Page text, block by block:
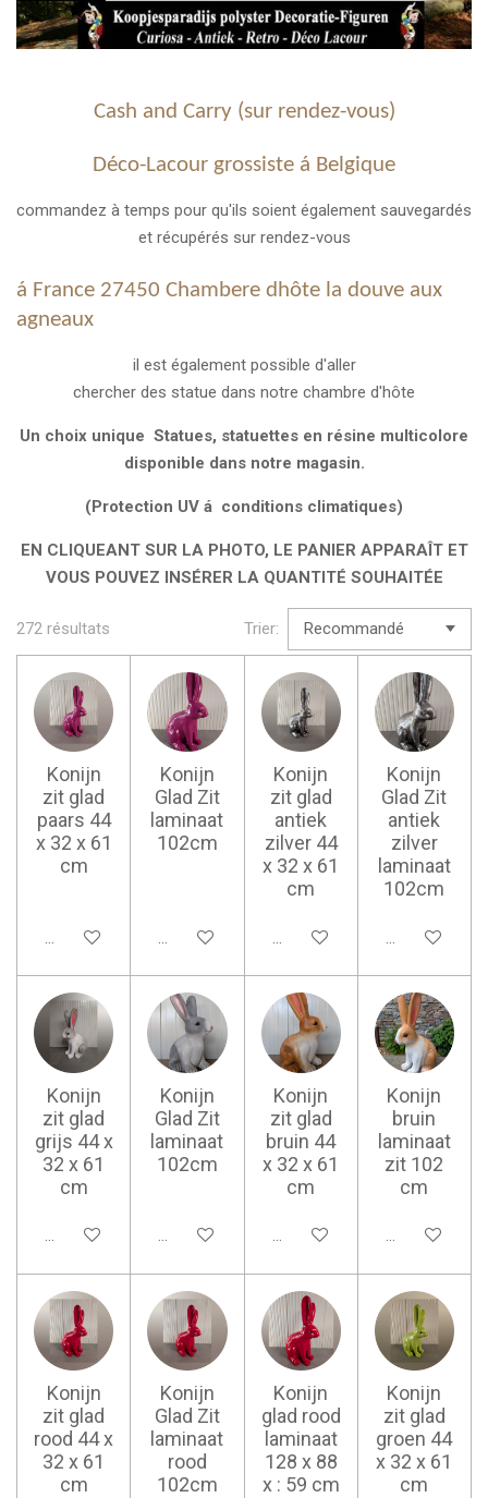
Cash and Carry (sur rendez-vous)
Déco-Lacour grossiste á Belgique
commandez à temps pour qu'ils soient également sauvegardés
et récupérés sur rendez-vous
á France 27450 Chambere dhôte la douve aux
agneaux
il est également possible d'aller
chercher des statue dans notre chambre d'hôte
Un choix unique Statues, statuettes en résine multicolore
disponible dans notre magasin.
(Protection UV á conditions climatiques)
EN CLIQUEANT SUR LA PHOTO, LE PANIER APPARAÎT ET
VOUS POUVEZ INSÉRER LA QUANTITÉ SOUHAITÉE
272 résultats Trier:
Konijn
zit glad
paars 44
x 32 x 61
cm
Ajouter au panier
Konijn
Glad Zit
laminaat
102cm
Ajouter au panier
Konijn
zit glad
antiek
zilver 44
x 32 x 61
cm
Ajouter au panier
Konijn
Glad Zit
antiek
zilver
laminaat
102cm
Ajouter au
Konijn
zit glad
grijs 44 x
32 x 61
cm
Ajouter au panier
Konijn
Glad Zit
laminaat
102cm
Ajouter au panier
Konijn
zit glad
bruin 44
x 32 x 61
cm
Ajouter au panier
Konijn
bruin
laminaat
zit 102
cm
Ajouter au
Konijn
zit glad
rood 44 x
32 x 61
cm
Konijn
Glad Zit
laminaat
rood
102cm
Konijn
glad rood
laminaat
128 x 88
x : 59 cm
Konijn
zit glad
groen 44
x 32 x 61
cm